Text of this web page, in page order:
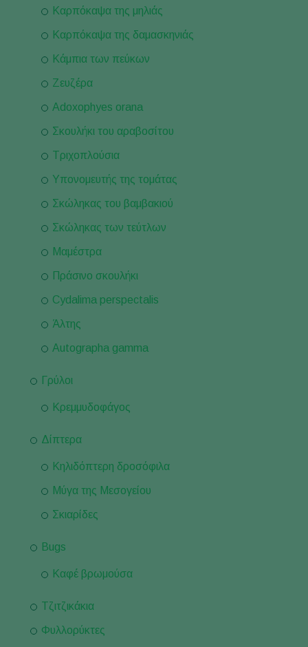
Καρπόκαψα της μηλιάς
Καρπόκαψα της δαμασκηνιάς
Κάμπια των πεύκων
Ζευζέρα
Adoxophyes orana
Σκουλήκι του αραβοσίτου
Τριχοπλούσια
Υπονομευτής της τομάτας
Σκώληκας του βαμβακιού
Σκώληκας των τεύτλων
Μαμέστρα
Πράσινο σκουλήκι
Cydalima perspectalis
Άλτης
Autographa gamma
Γρύλοι
Κρεμμυδοφάγος
Δίπτερα
Κηλιδόπτερη δροσόφιλα
Μύγα της Μεσογείου
Σκιαρίδες
Bugs
Καφέ βρωμούσα
Τζιτζικάκια
Φυλλορύκτες